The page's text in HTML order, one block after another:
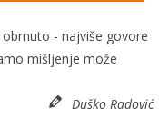
- najviše govore
mišljenje može
Duško Radović